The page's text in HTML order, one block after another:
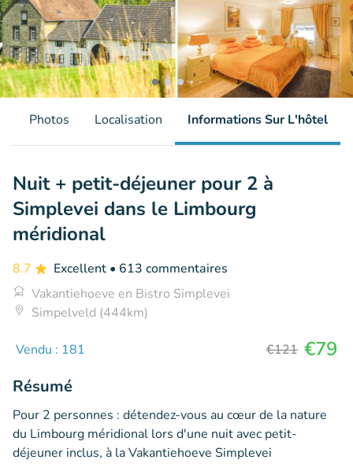
Photos Localisation Informations Sur L'hôtel
Nuit + petit-déjeuner pour 2 à
Simplevei dans le Limbourg
méridional
8.7 Excellent • 613 commentaires
Vakantiehoeve en Bistro Simplevei
Simpelveld (444km)
Vendu : 181 €121 €79
Résumé
Pour 2 personnes : détendez-vous au cœur de la nature
du Limbourg méridional lors d'une nuit avec petit-
déjeuner inclus, à la Vakantiehoeve Simplevei